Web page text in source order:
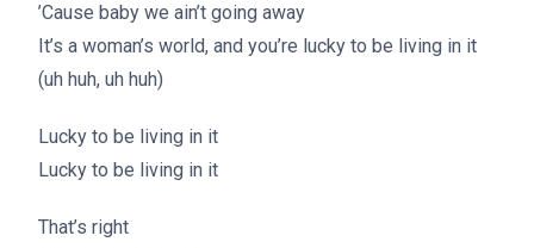
’Cause baby we ain’t going away
It’s a woman’s world, and you’re lucky to be living in it
(uh huh, uh huh)
Lucky to be living in it
Lucky to be living in it
That’s right